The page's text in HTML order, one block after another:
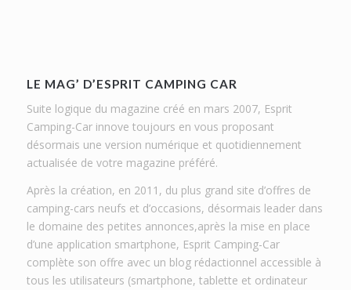
LE MAG’ D’ESPRIT CAMPING CAR
Suite logique du magazine créé en mars 2007, Esprit
Camping-Car innove toujours en vous proposant
désormais une version numérique et quotidiennement
actualisée de votre magazine préféré.
Après la création, en 2011, du plus grand site d’offres de
camping-cars neufs et d’occasions, désormais leader dans
le domaine des petites annonces,après la mise en place
d’une application smartphone, Esprit Camping-Car
complète son offre avec un blog rédactionnel accessible à
tous les utilisateurs (smartphone, tablette et ordinateur